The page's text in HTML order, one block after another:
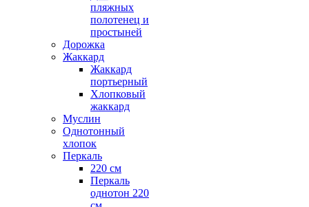
пляжных
полотенец и
простыней
Дорожка
Жаккард
Жаккард
портьерный
Хлопковый
жаккард
Муслин
Однотонный
хлопок
Перкаль
220 см
Перкаль
однотон 220